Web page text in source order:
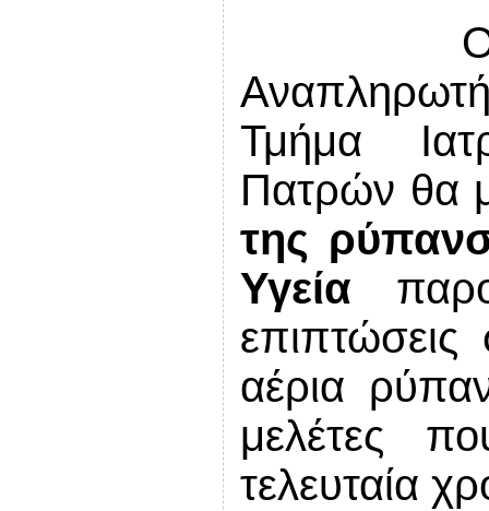
Τμήμα
Πατρών θα
της
Υγεία
αέρια
μελέτες
τελευταία